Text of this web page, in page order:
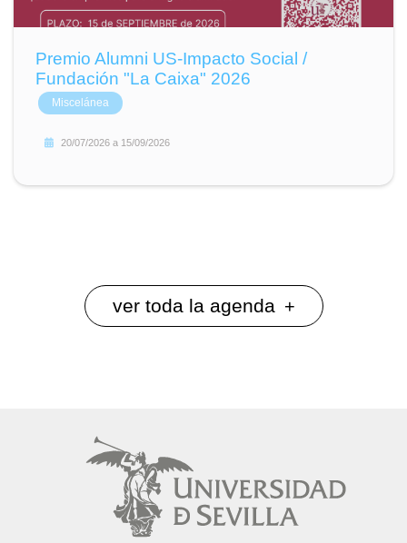
Premio Alumni US-Impacto Social /
Fundación "La Caixa" 2026
Miscelánea
20/07/2026 a 15/09/2026
ver toda la agenda +